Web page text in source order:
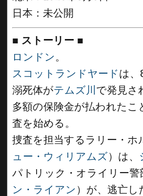
日本：未公開
■ ストーリー ■
ロンドン 。
スコットランドヤードは、
溺死体がテムズ川 で発見さ
多額の保険金が払われたこ
査を始める。
捜査を担当するラリー・ホ
ュー・ウィリアムズ）は、
パトリック・オライリー警
ン・ライアン ）が、逃亡し